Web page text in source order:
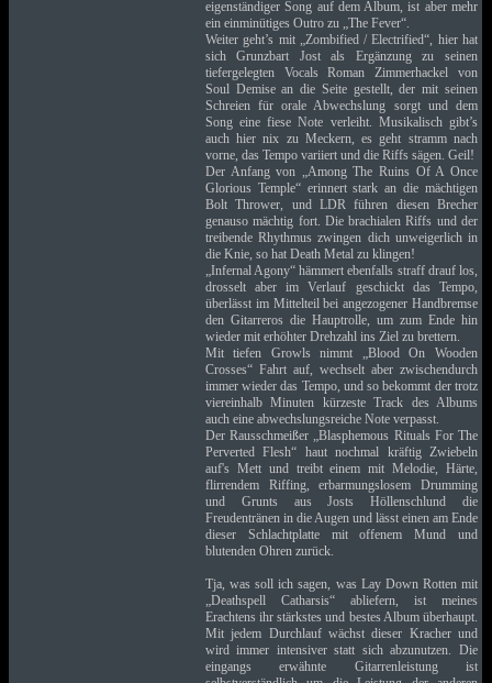
eigenständiger Song auf dem Album, ist aber mehr
ein einminütiges Outro zu „The Fever“.
Weiter geht’s mit „Zombified / Electrified“, hier hat
sich Grunzbart Jost als Ergänzung zu seinen
tiefergelegten Vocals Roman Zimmerhackel von
Soul Demise an die Seite gestellt, der mit seinen
Schreien für orale Abwechslung sorgt und dem
Song eine fiese Note verleiht. Musikalisch gibt’s
auch hier nix zu Meckern, es geht stramm nach
vorne, das Tempo variiert und die Riffs sägen. Geil!
Der Anfang von „Among The Ruins Of A Once
Glorious Temple“ erinnert stark an die mächtigen
Bolt Thrower, und LDR führen diesen Brecher
genauso mächtig fort. Die brachialen Riffs und der
treibende Rhythmus zwingen dich unweigerlich in
die Knie, so hat Death Metal zu klingen!
„Infernal Agony“ hämmert ebenfalls straff drauf los,
drosselt aber im Verlauf geschickt das Tempo,
überlässt im Mittelteil bei angezogener Handbremse
den Gitarreros die Hauptrolle, um zum Ende hin
wieder mit erhöhter Drehzahl ins Ziel zu brettern.
Mit tiefen Growls nimmt „Blood On Wooden
Crosses“ Fahrt auf, wechselt aber zwischendurch
immer wieder das Tempo, und so bekommt der trotz
viereinhalb Minuten kürzeste Track des Albums
auch eine abwechslungsreiche Note verpasst.
Der Rausschmeißer „Blasphemous Rituals For The
Perverted Flesh“ haut nochmal kräftig Zwiebeln
auf's Mett und treibt einem mit Melodie, Härte,
flirrendem Riffing, erbarmungslosem Drumming
und Grunts aus Josts Höllenschlund die
Freudentränen in die Augen und lässt einen am Ende
dieser Schlachtplatte mit offenem Mund und
blutenden Ohren zurück.
Tja, was soll ich sagen, was Lay Down Rotten mit
„Deathspell Catharsis“ abliefern, ist meines
Erachtens ihr stärkstes und bestes Album überhaupt.
Mit jedem Durchlauf wächst dieser Kracher und
wird immer intensiver statt sich abzunutzen. Die
eingangs erwähnte Gitarrenleistung ist